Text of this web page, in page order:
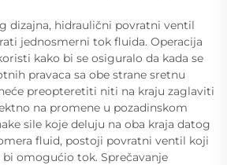
dizajna, hidraulični povratni ventil
jednosmerni tok fluida. Operacija
kako bi se osiguralo da kada se
pravaca sa obe strane sretnu
preopteretiti niti na kraju zaglaviti
na promene u pozadinskom
sile koje deluju na oba kraja datog
fluid, postoji povratni ventil koji
bi omogućio tok. Sprečavanje